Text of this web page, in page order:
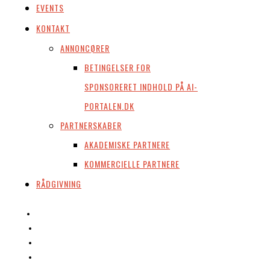
EVENTS
KONTAKT
ANNONCØRER
BETINGELSER FOR
SPONSORERET INDHOLD PÅ AI-
PORTALEN.DK
PARTNERSKABER
AKADEMISKE PARTNERE
KOMMERCIELLE PARTNERE
RÅDGIVNING